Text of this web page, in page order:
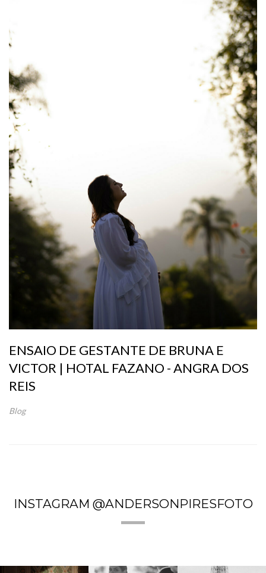
ENSAIO DE GESTANTE DE BRUNA E
VICTOR | HOTAL FAZANO - ANGRA DOS
REIS
Blog
INSTAGRAM @ANDERSONPIRESFOTO